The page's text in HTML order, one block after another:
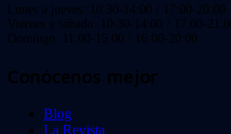
Lunes a jueves: 10:30-14:00 / 17:00-20:00
Viernes y sábado: 10:30-14:00 / 17:00-21:00
Domingo: 11:00-15:00 / 16:00-20:00
Conócenos mejor
Blog
La Revista